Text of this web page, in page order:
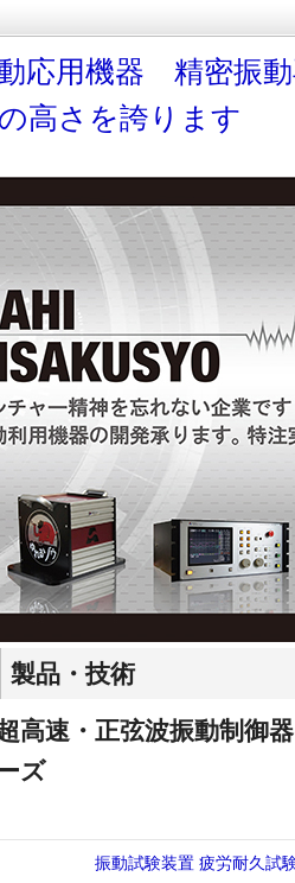
応用機器 精密振
高さを誇ります
製品・技術
高速・正弦波振動制御
ズ
振動試験装置 疲労耐久試